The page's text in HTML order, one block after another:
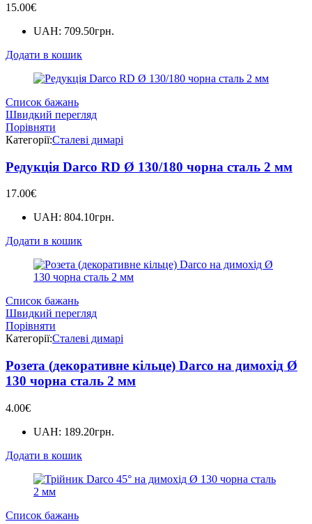
15.00€
UAH: 709.50грн.
Додати в кошик
Список бажань
Швидкий перегляд
Порівняти
Категорії:Сталеві димарі
Редукція Darco RD Ø 130/180 чорна сталь 2 мм
17.00€
UAH: 804.10грн.
Додати в кошик
Список бажань
Швидкий перегляд
Порівняти
Категорії:Сталеві димарі
Розета (декоративне кільце) Darco на димохід Ø
130 чорна сталь 2 мм
4.00€
UAH: 189.20грн.
Додати в кошик
Список бажань